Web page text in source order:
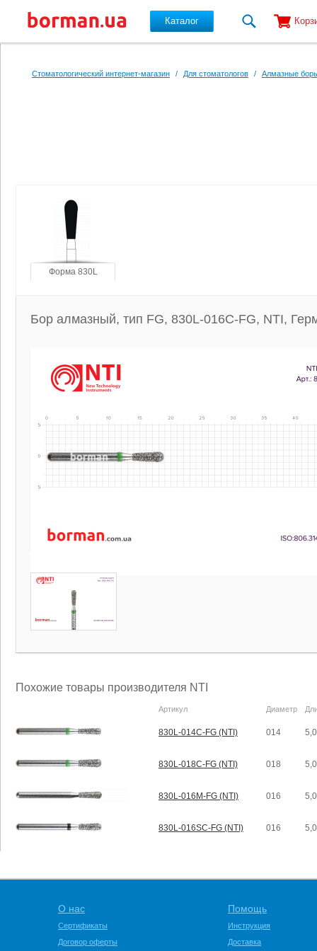
Каталог
Стоматологический интернет-магазин / Для стоматологов / Алмазные
Форма 830L
Бор алмазный, тип FG, 830L-016C-FG, NTI,
Похожие товары производителя NTI
Артикул Диаметр
830L-014C-FG (NTI) 014
830L-018C-FG (NTI) 018
830L-016M-FG (NTI) 016
830L-016SC-FG (NTI) 016
О нас
Сертификаты
Договор оферты
Помощь
Инструкция
Доставка